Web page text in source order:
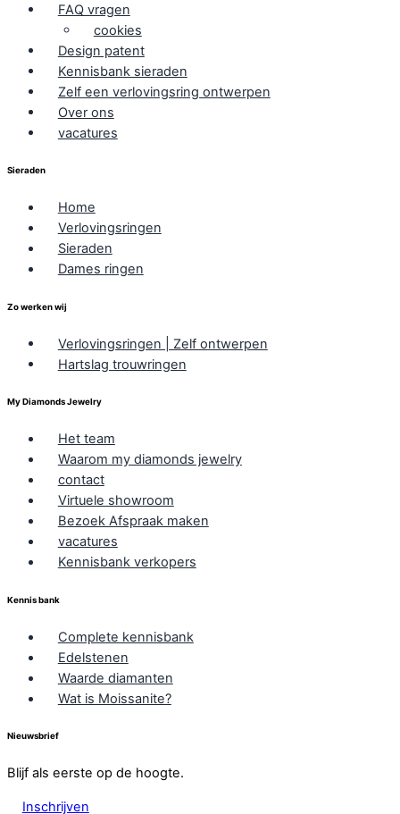
FAQ vragen
cookies
Design patent
Kennisbank sieraden
Zelf een verlovingsring ontwerpen
Over ons
vacatures
Sieraden
Home
Verlovingsringen
Sieraden
Dames ringen
Zo werken wij
Verlovingsringen | Zelf ontwerpen
Hartslag trouwringen
My Diamonds Jewelry
Het team
Waarom my diamonds jewelry
contact
Virtuele showroom
Bezoek Afspraak maken
vacatures
Kennisbank verkopers
Kennis bank
Complete kennisbank
Edelstenen
Waarde diamanten
Wat is Moissanite?
Nieuwsbrief
Blijf als eerste op de hoogte.
Inschrijven